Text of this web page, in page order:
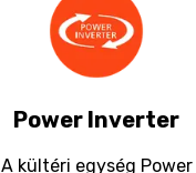
Power Inverter
A kültéri egység Power